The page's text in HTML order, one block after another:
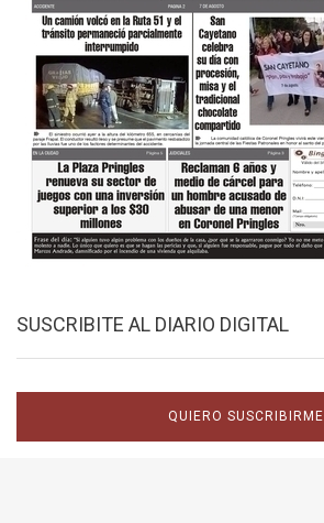
SUSCRIBITE AL DIARIO DIGITAL
QUIERO SUSCRIBIRME